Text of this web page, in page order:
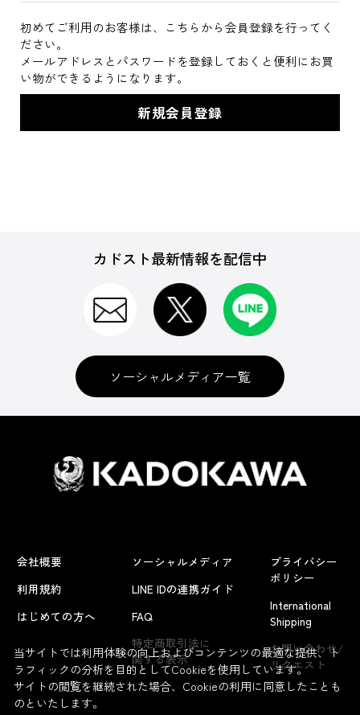
初めてご利用のお客様は、こちらから会員登録を行ってく
ださい。
メールアドレスとパスワードを登録しておくと便利にお買
い物ができるようになります。
カドスト最新情報を配信中
ソーシャルメディア一覧
会社概要
利用規約
はじめての方へ
ソーシャルメディア
LINE IDの連携ガイド
FAQ
特定商取引法に
関する表示
プライバシー
ポリシー
International
Shipping
お問い合わせ/
リクエスト
当サイトでは利用体験の向上およびコンテンツの最適な提供、ト
ラフィックの分析を目的としてCookieを使用しています。
サイトの閲覧を継続された場合、Cookieの利用に同意したことも
のといたします。